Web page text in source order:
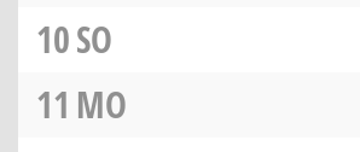
10SO
11 MO